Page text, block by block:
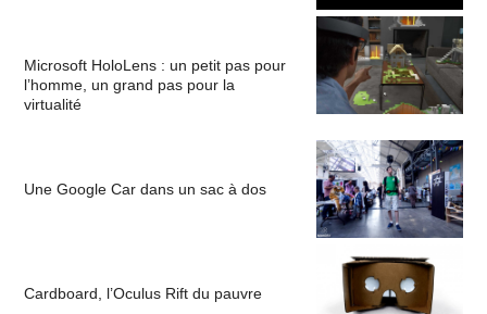
Microsoft HoloLens : un petit pas pour
l’homme, un grand pas pour la
virtualité
Une Google Car dans un sac à dos
Cardboard, l’Oculus Rift du pauvre